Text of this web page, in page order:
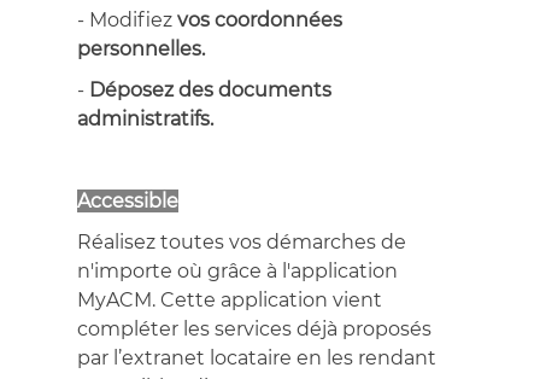
- Modifiez vos coordonnées
personnelles.
- Déposez des documents
administratifs.
Accessible
Réalisez toutes vos démarches de
n'importe où grâce à l'application
MyACM. Cette application vient
compléter les services déjà proposés
par l’extranet locataire en les rendant